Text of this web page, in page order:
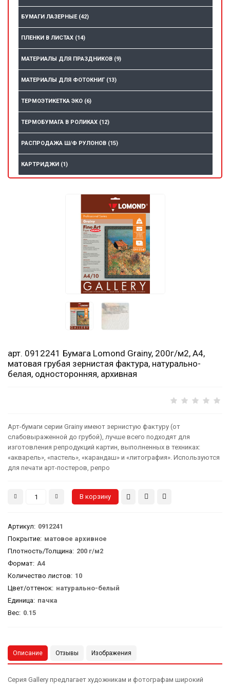
БУМАГИ ЛАЗЕРНЫЕ (42)
ПЛЕНКИ В ЛИСТАХ (14)
МАТЕРИАЛЫ ДЛЯ ПРАЗДНИКОВ (9)
МАТЕРИАЛЫ ДЛЯ ФОТОКНИГ (13)
ТЕРМОЭТИКЕТКА ЭКО (6)
ТЕРМОБУМАГА В РОЛИКАХ (12)
РАСПРОДАЖА Ш/Ф РУЛОНОВ (15)
КАРТРИДЖИ (1)
арт. 0912241 Бумага Lomond Grainy, 200г/м2, А4,
матовая грубая зернистая фактура, натурально-
белая, односторонняя, архивная
Арт-бумаги серии Grainy имеют зернистую фактуру (от
слабовыраженной до грубой), лучше всего подходят для
изготовления репродукций картин, выполненных в техниках:
«акварель», «пастель», «карандаш» и «литография». Используются
для печати арт-постеров, репро
Артикул: 0912241
Покрытие: матовое архивное
Плотность/Толщина: 200 г/м2
Формат: А4
Количество листов: 10
Цвет/оттенок: натурально-белый
Единица: пачка
Вес: 0.15
Описание Отзывы Изображения
Серия Gallery предлагает художникам и фотографам широкий